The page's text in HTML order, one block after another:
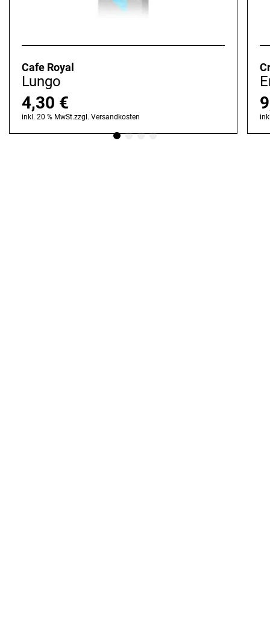
Cafe Royal
Lungo
4,30 €
inkl. 20 % MwSt.zzgl. Versandkosten